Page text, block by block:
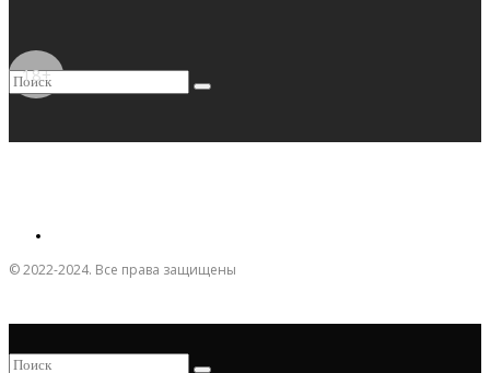
18+
© 2022-2024. Все права защищены